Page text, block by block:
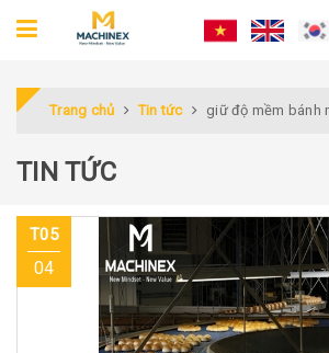
Trang chủ Tin tức giữ độ mềm bánh
TIN TỨC
T05
04